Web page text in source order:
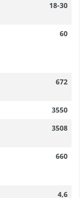
18-30
60
672
3550
3508
660
4,6